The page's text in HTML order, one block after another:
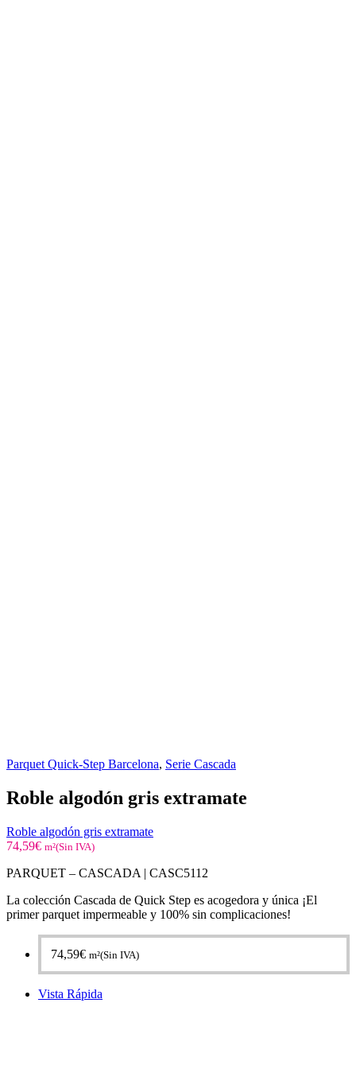
Parquet Quick-Step Barcelona, Serie Cascada
Roble algodón gris extramate
Roble algodón gris extramate
74,59€ m²(Sin IVA)
PARQUET – CASCADA | CASC5112
La colección Cascada de Quick Step es acogedora y única ¡El
primer parquet impermeable y 100% sin complicaciones!
74,59€ m²(Sin IVA)
Vista Rápida